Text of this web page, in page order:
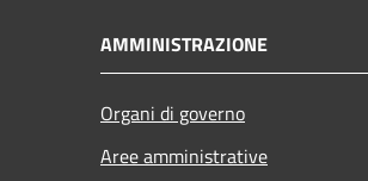
AMMINISTRAZIONE
Organi di governo
Aree amministrative